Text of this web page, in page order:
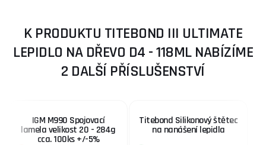
K PRODUKTU TITEBOND III ULTIMATE
LEPIDLO NA DŘEVO D4 - 118ML NABÍZÍME
2 DALŠÍ PŘÍSLUŠENSTVÍ
IGM M990 Spojovací
lamela velikost 20 - 284g
cca. 100ks +/-5%
Titebond Silikonový štětec
na nanášení lepidla